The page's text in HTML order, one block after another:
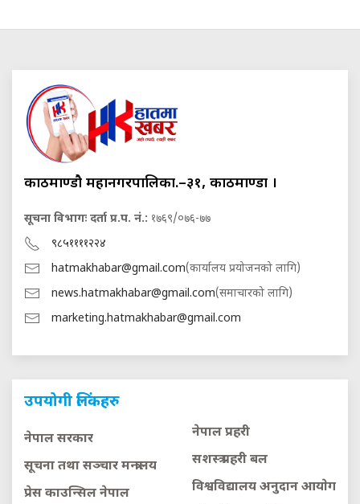
काठमाण्डौ महानगरपालिका.–३१, काठमाण्डौं ।
सूचना विभागः दर्ता प्र.प. नं.: १७६९/०७६-७७
९८५११११२२४
hatmakhabar@gmail.com(कार्यालय प्रयोजनको लागि)
news.hatmakhabar@gmail.com(समाचारको लागि)
marketing.hatmakhabar@gmail.com
उपयोगी लिंकहरु
नेपाल सरकार
सूचना तथा सञ्चार मन्त्रालय
प्रेस काउन्सिल नेपाल
नेपाल प्रहरी
सशस्त्र प्रहरी बल
विश्वविद्यालय अनुदान आयाेग